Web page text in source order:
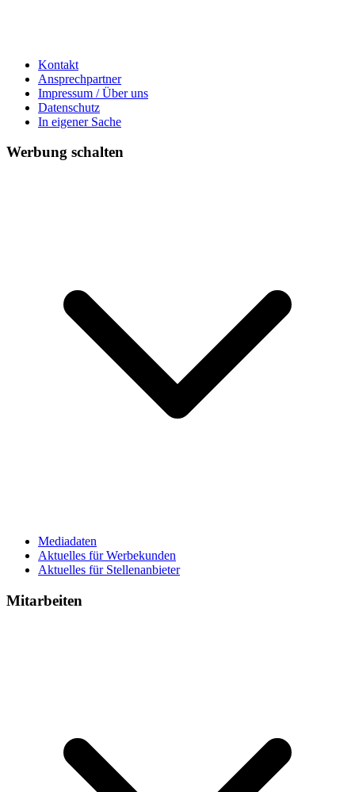
Kontakt
Ansprechpartner
Impressum / Über uns
Datenschutz
In eigener Sache
Werbung schalten
Mediadaten
Aktuelles für Werbekunden
Aktuelles für Stellenanbieter
Mitarbeiten